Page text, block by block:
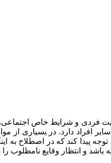
فردی و شرایط خاص اجتماعی،
افراد دارد. در بسیاری از
پیدا کند که در اصطلاح به